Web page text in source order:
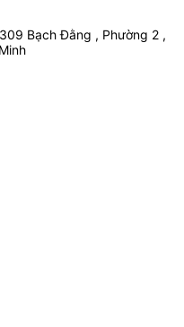
Bạch Đằng , Phường 2 ,